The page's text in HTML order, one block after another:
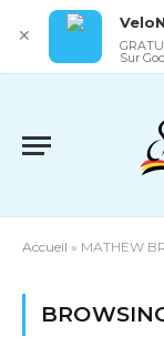
Accueil » MATHEW
✕
Sur